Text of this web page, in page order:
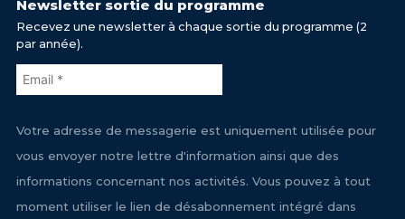
Newsletter sortie du programme
Recevez une newsletter à chaque sortie du programme (2
par année).
Votre adresse de messagerie est uniquement utilisée pour
vous envoyer notre lettre d'information ainsi que des
informations concernant nos activités. Vous pouvez à tout
moment utiliser le lien de désabonnement intégré dans